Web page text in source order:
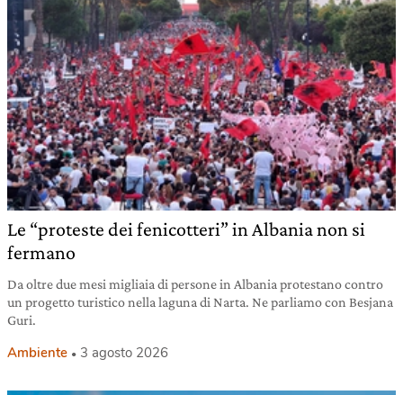
Le “proteste dei fenicotteri” in Albania non si
fermano
Da oltre due mesi migliaia di persone in Albania protestano contro
un progetto turistico nella laguna di Narta. Ne parliamo con Besjana
Guri.
Ambiente 3 agosto 2026